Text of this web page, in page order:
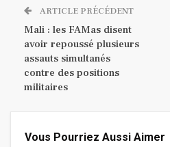
ARTICLE PRÉCÉDENT
Mali : les FAMas disent
avoir repoussé plusieurs
assauts simultanés
contre des positions
militaires
Vous Pourriez Aussi Aimer